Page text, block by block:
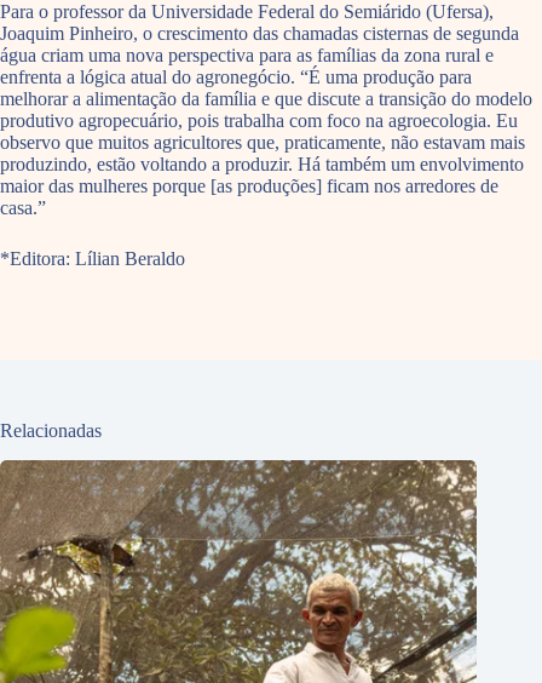
Para o professor da Universidade Federal do Semiárido (Ufersa),
Joaquim Pinheiro, o crescimento das chamadas cisternas de segunda
água criam uma nova perspectiva para as famílias da zona rural e
enfrenta a lógica atual do agronegócio. “É uma produção para
melhorar a alimentação da família e que discute a transição do modelo
produtivo agropecuário, pois trabalha com foco na agroecologia. Eu
observo que muitos agricultores que, praticamente, não estavam mais
produzindo, estão voltando a produzir. Há também um envolvimento
maior das mulheres porque [as produções] ficam nos arredores de
casa.”
*Editora: Lílian Beraldo
Relacionadas